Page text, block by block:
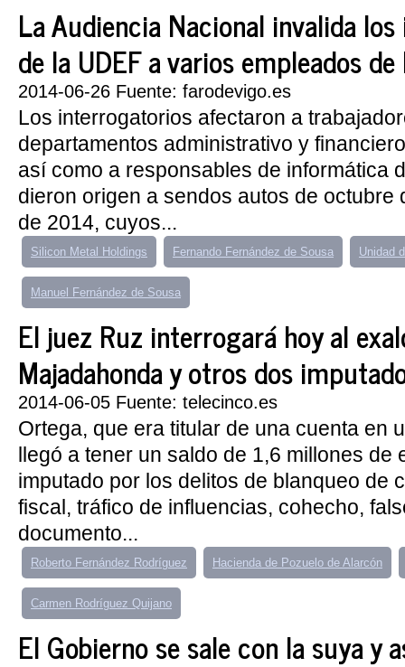
La Audiencia Nacional invalida
de la UDEF a varios empleados
2014-06-26 Fuente: farodevigo.es
Los interrogatorios afectaron a
departamentos administrativo y
así como a responsables de informática
dieron origen a sendos autos de octubre
de 2014, cuyos...
Silicon Metal Holdings Fernando Fernández de Sousa Unidad
Manuel Fernández de Sousa
El juez Ruz interrogará hoy al
Majadahonda y otros dos
2014-06-05 Fuente: telecinco.es
Ortega, que era titular de una cuenta en
llegó a tener un saldo de 1,6 millones de
imputado por los delitos de blanqueo de
fiscal, tráfico de influencias, cohecho,
documento...
Roberto Fernández Rodríguez Hacienda de Pozuelo de Alarcón
Carmen Rodríguez Quijano
El Gobierno se sale con la suya y